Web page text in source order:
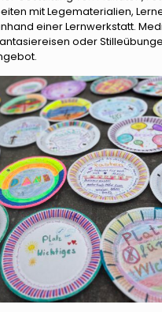
mit Legematerialien,
einer Lernwerkstatt.
oder